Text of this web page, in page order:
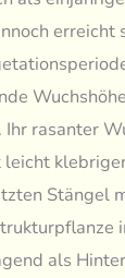
erreicht
rasanter
Stängel
als